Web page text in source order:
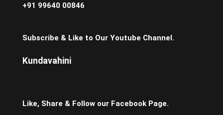
+91 99640 00846
Subscribe & Like to Our Youtube Channel.
Kundavahini
Like, Share & Follow our Facebook Page.